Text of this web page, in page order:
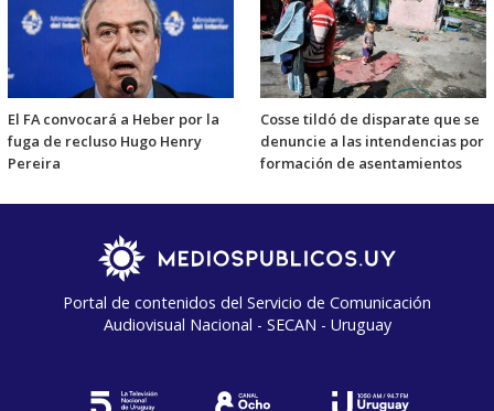
El FA convocará a Heber por la
fuga de recluso Hugo Henry
Pereira
Cosse tildó de disparate que se
denuncie a las intendencias por
formación de asentamientos
Portal de contenidos del Servicio de Comunicación
Audiovisual Nacional - SECAN - Uruguay